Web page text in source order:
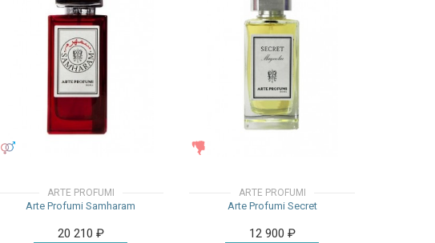
ARTE PROFUMI
Arte Profumi Samharam
20 210 ₽
ARTE PROFUMI
Arte Profumi Secret
12 900 ₽